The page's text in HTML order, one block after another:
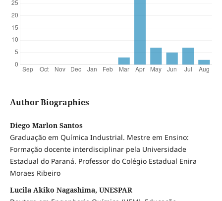
Author Biographies
Diego Marlon Santos
Graduação em Química Industrial. Mestre em Ensino:
Formação docente interdisciplinar pela Universidade
Estadual do Paraná. Professor do Colégio Estadual Enira
Moraes Ribeiro
Lucila Akiko Nagashima, UNESPAR